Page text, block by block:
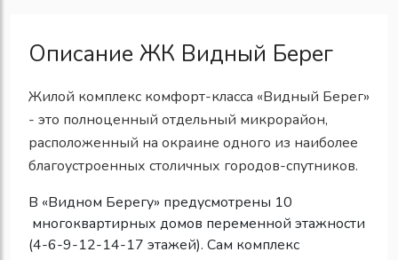
Описание ЖК Видный Берег
Жилой комплекс комфорт-класса «Видный Берег»
- это полноценный отдельный микрорайон,
расположенный на окраине одного из наиболее
благоустроенных столичных городов-спутников.
В «Видном Берегу» предусмотрены 10
многоквартирных домов переменной этажности
(4-6-9-12-14-17 этажей). Сам комплекс